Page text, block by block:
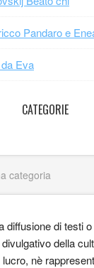
Pandaro e
Eva
CATEGORIE
diffusione di testi
della
nè